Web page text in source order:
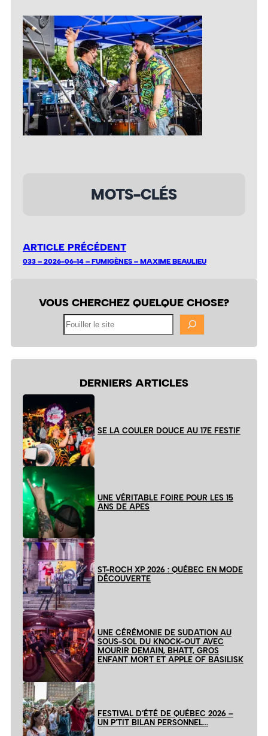
MOTS-CLÉS
ARTICLE PRÉCÉDENT
033 – 2026-06-14 – FUMIGÈNES – MAXIME BEAULIEU
VOUS CHERCHEZ QUELQUE CHOSE?
DERNIERS ARTICLES
SE LA COULER DOUCE AU 17E FESTIF
UNE VÉRITABLE FOIRE POUR LES 15
ANS DE APES
ST-ROCH XP 2026 : QUÉBEC EN MODE
DÉCOUVERTE
UNE CÉRÉMONIE DE SUDATION AU
SOUS-SOL DU KNOCK-OUT AVEC
MOURIR DEMAIN, BHATT, GROS
ENFANT MORT ET APPLE OF BASILISK
FESTIVAL D’ÉTÉ DE QUÉBEC 2026 –
UN P’TIT BILAN PERSONNEL…